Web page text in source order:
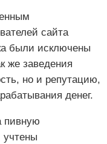
сайта
были исключены
же заведения
но и репутацию,
денег.
пивную